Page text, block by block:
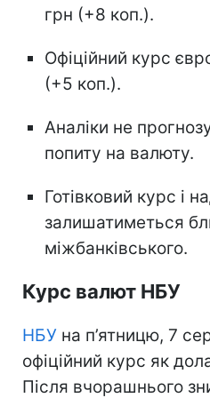
грн (+8 коп.).
Офіційний курс
(+5 коп.).
Аналіки не
попиту на валюту.
Готівковий курс і
залишатиметься
міжбанківського.
Курс валют НБУ
НБУ на п’ятницю, 7
офіційний курс як
Після вчорашнього